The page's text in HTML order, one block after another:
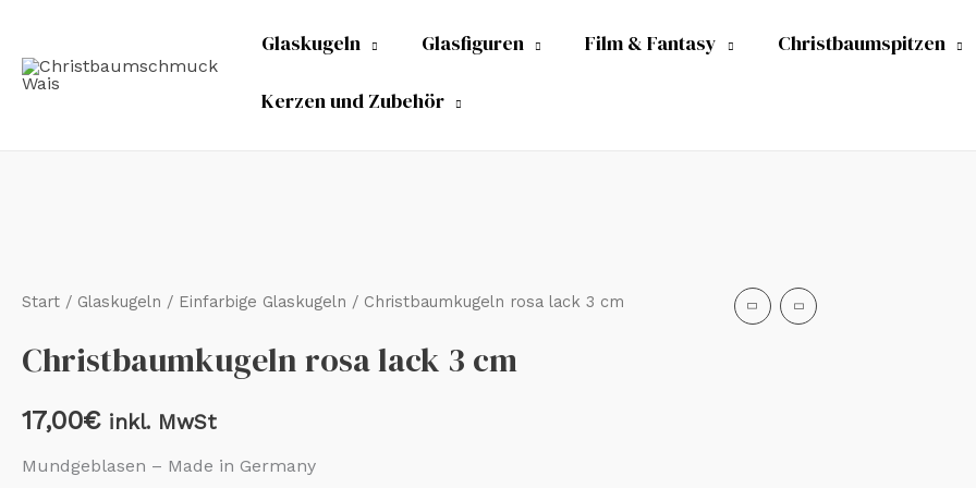
springen
Glaskugeln Glasfiguren Film & Fantasy Christbaumspitzen
Kerzen und Zubehör
Start / Glaskugeln / Einfarbige Glaskugeln / Christbaumkugeln rosa lack 3 cm
Christbaumkugeln rosa lack 3 cm
17,00€ inkl. MwSt
Mundgeblasen – Made in Germany
lack
cm